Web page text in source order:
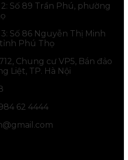
Số 89 Trần Phú, phường
Số 86 Nguyễn Thị Minh
Phú Thọ
Chung cư VP5, Bán đảo
Liệt, TP. Hà Nội
62 4444